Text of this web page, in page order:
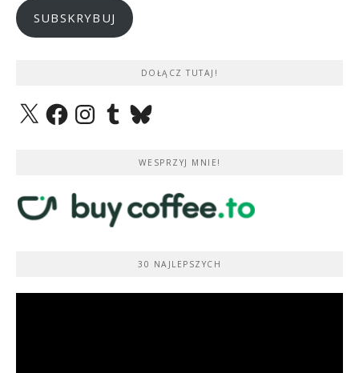
SUBSKRYBUJ
DOŁĄCZ TUTAJ!
X FacebookInstagramTumblrBluesky
WESPRZYJ MNIE!
30 NAJLEPSZYCH